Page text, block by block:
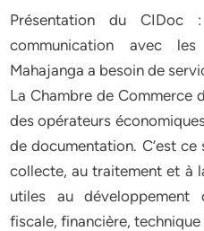
Présentation du
communication avec
Mahajanga a besoin de
La Chambre de Commerce
des opérateurs
de documentation. C’est
collecte, au traitement et à
utiles au développement
fiscale, financière,